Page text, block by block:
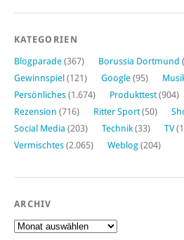
KATEGORIEN
Blogparade (367) Borussia Dortmund
Gewinnspiel (121) Google (95)
Persönliches (1.674) Produkttest(904)
Rezension (716) Ritter Sport(50)
Social Media (203) Technik (33) TV
Vermischtes (2.065) Weblog (204)
ARCHIV
Archiv